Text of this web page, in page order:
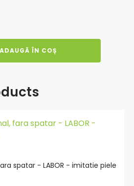
ADAUGĂ ÎN COȘ
spatar - LABOR - imitatie piele
Adauga